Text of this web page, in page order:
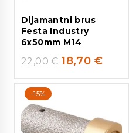
Dijamantni brus
Festa Industry
6x50mm M14
22,00€ 18,70 €
-15%